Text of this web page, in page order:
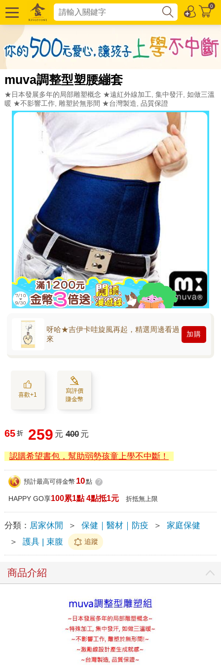
0
muva調整型塑腰繃套
★日本發展多年的局部雕塑概念 ★遠紅外線加工, 集中發汗, 如做三溫
暖 ★不影響工作, 雕塑於無形間 ★台灣製造, 品質保證
呀哈★吉伊卡哇旋風再起，精選周邊看過
來
加購
喜歡+1
寫評價
賺金幣
65 折 259 元 400 元
認購希望書包，幫助弱勢孩童上學不中斷！
預計最高可得金幣 10點 ?
HAPPY GO享100累1點 4點抵1元 折抵無上限
分類： 居家休閒 ＞ 保健｜醫材｜防疫 ＞
家庭保健
＞
護具 | 束腹 追蹤
商品介紹